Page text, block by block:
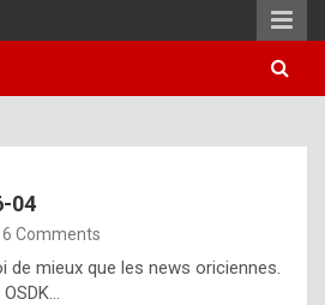
i
04
6 Comments
de mieux que les news oriciennes.